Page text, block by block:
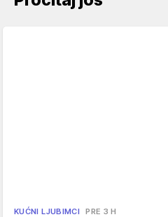
KUĆNI LJUBIMCI PRE 3 H